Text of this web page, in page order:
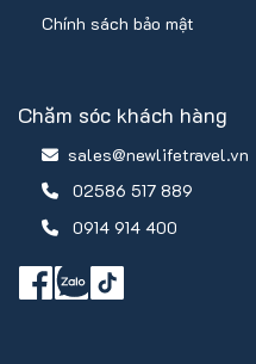
hồi SGN–HKT–SGN
4x6cm (phông trắng),
nhất, tờ khai xin visa
Lưu ý
Khách mang 2 quốc
lòng thông báo với
Chính sách bảo mật
Chăm sóc khách hàng
sales@newlifetravel.vn
02586 517 889
0914 914 400